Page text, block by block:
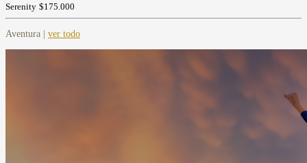
Serenity $175.000
Aventura | ver todo